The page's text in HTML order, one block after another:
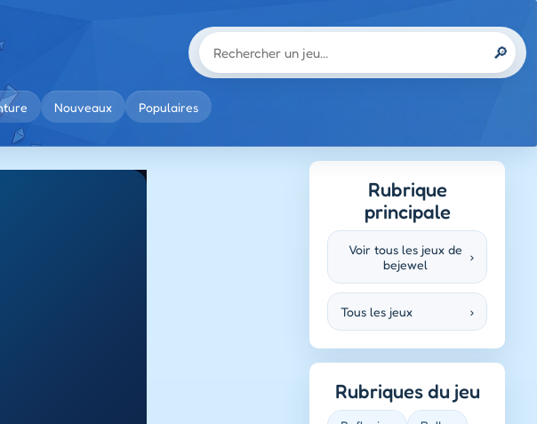
🔎
Nouveaux Populaires
Rubrique
principale
Voir tous les jeux de
bejewel
›
Tous les jeux ›
Rubriques du jeu